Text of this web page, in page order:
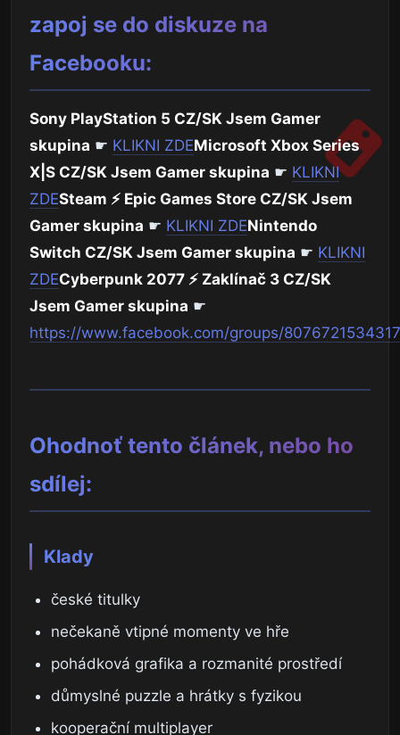
zapoj se do diskuze na
Facebooku:
Sony PlayStation 5 CZ/SK Jsem Gamer
skupina ☛ KLIKNI ZDEMicrosoft Xbox Series
X|S CZ/SK Jsem Gamer skupina ☛ KLIKNI
ZDESteam ⚡ Epic Games Store CZ/SK Jsem
Gamer skupina ☛ KLIKNI ZDENintendo
Switch CZ/SK Jsem Gamer skupina ☛ KLIKNI
ZDECyberpunk 2077 ⚡ Zaklínač 3 CZ/SK
Jsem Gamer skupina ☛
https://www.facebook.com/groups/
Ohodnoť tento článek, nebo ho
sdílej:
Klady
české titulky
nečekaně vtipné momenty ve hře
pohádková grafika a rozmanité prostředí
důmyslné puzzle a hrátky s fyzikou
kooperační multiplayer